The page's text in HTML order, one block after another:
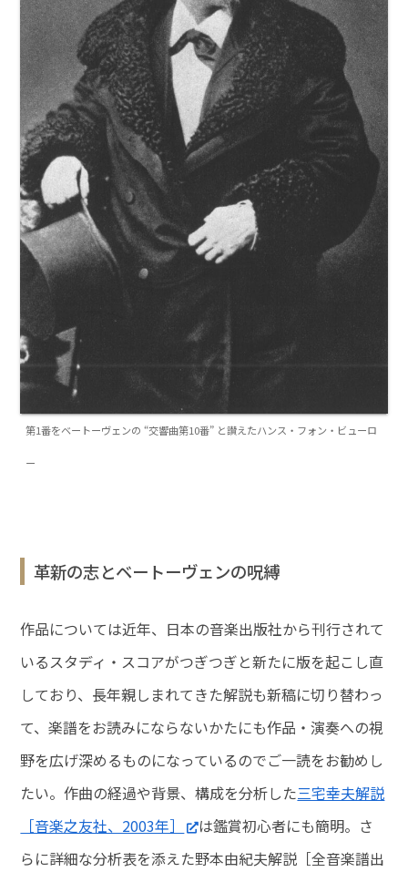
第1番をベートーヴェンの “交響曲第10番” と讃えたハンス・フォン・ビューロ
ー
革新の志とベートーヴェンの呪縛
作品については近年、日本の音楽出版社から刊行されて
いるスタディ・スコアがつぎつぎと新たに版を起こし直
しており、長年親しまれてきた解説も新稿に切り替わっ
て、楽譜をお読みにならないかたにも作品・演奏への視
野を広げ深めるものになっているのでご一読をお勧めし
たい。作曲の経過や背景、構成を分析した三宅幸夫解説
［音楽之友社、2003年］
は鑑賞初心者にも簡明。さ
らに詳細な分析表を添えた野本由紀夫解説［全音楽譜出